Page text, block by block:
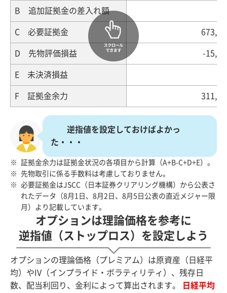
B 追加証拠金の差入れ額
C 必要証拠金
D 先物評価損益 -
E 未決済損益
F 証拠金余力
逆指値を設定しておけばよかっ
た・・・
証拠金余力は証拠金状況の各項目から計算（A+B-C+D+E）。
先物取引に係る手数料は考慮しておりません。
必要証拠金はJSCC（日本証券クリアリング機構）から公表さ
れたデータ（8月1日、8月2日、8月5日公表の直近メジャー限
月）より記載しています。
オプションは理論価格を参考に
逆指値（ストップロス）を設定しよう
オプションの理論価格（プレミアム）は原資産（日経平
均）やIV（インプライド・ボラティリティ）、残存日
数、配当利回り、金利によって算出されます。
日経平均